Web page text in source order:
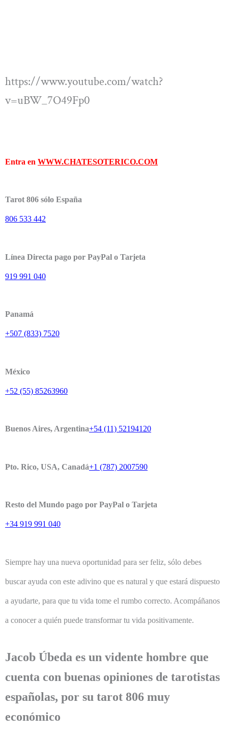
https://www.youtube.com/watch?
v=uBW_7O49Fp0
Entra en WWW.CHATESOTERICO.COM
Tarot 806 sólo España
806 533 442
Línea Directa pago por PayPal o Tarjeta
919 991 040
Panamá
+507 (833) 7520
México
+52 (55) 85263960
Buenos Aires, Argentina+54 (11) 52194120
Pto. Rico, USA, Canadá+1 (787) 2007590
Resto del Mundo pago por PayPal o Tarjeta
+34 919 991 040
Siempre hay una nueva oportunidad para ser feliz, sólo debes
buscar ayuda con este adivino que es natural y que estará dispuesto
a ayudarte, para que tu vida tome el rumbo correcto. Acompáñanos
a conocer a quién puede transformar tu vida positivamente.
Jacob Úbeda es un vidente hombre que
cuenta con buenas opiniones de tarotistas
españolas, por su tarot 806 muy
económico